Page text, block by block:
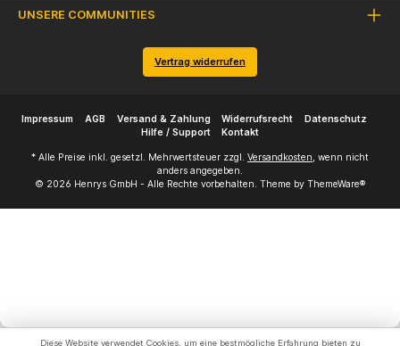
UNSERE COMMUNITIES
Vertrag widerrufen
Impressum AGB Versand & Zahlung Widerrufsrecht
Datenschutz
Hilfe / Support
Kontakt
* Alle Preise inkl. gesetzl. Mehrwertsteuer zzgl. Versandkosten, wenn nicht
anders angegeben.
© 2026 Henrys GmbH - Alle Rechte vorbehalten. Theme by ThemeWare®
Diese Website verwendet Cookies, um eine bestmögliche Erfahrung bieten zu